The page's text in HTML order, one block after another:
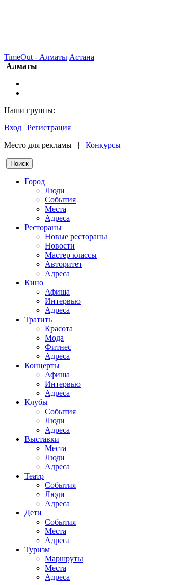
TimeOut - Алматы Астана
Алматы
Наши группы:
Вход | Регистрация
Место для рекламы | Конкурсы
Город
Люди
События
Места
Адреса
Рестораны
Новые рестораны
Новости
Мастер классы
Авторитет
Адреса
Кино
Афиша
Интервью
Адреса
Тратить
Красота
Мода
Фитнес
Адреса
Концерты
Афиша
Интервью
Адреса
Клубы
События
Люди
Адреса
Выставки
Места
Люди
Адреса
Театр
События
Люди
Адреса
Дети
События
Места
Адреса
Туризм
Маршруты
Места
Адреса